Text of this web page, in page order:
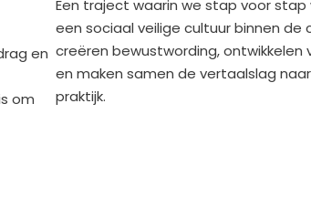
en
om
Een traject waarin we stap voor stap
een sociaal veilige cultuur binnen de
creëren bewustwording, ontwikkelen
en maken samen de vertaalslag
praktijk.